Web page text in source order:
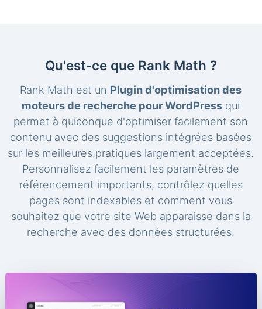
Qu'est-ce que Rank Math ?
Rank Math est un Plugin d'optimisation des
moteurs de recherche pour WordPress qui
permet à quiconque d'optimiser facilement son
contenu avec des suggestions intégrées basées
sur les meilleures pratiques largement acceptées.
Personnalisez facilement les paramètres de
référencement importants, contrôlez quelles
pages sont indexables et comment vous
souhaitez que votre site Web apparaisse dans la
recherche avec des données structurées.